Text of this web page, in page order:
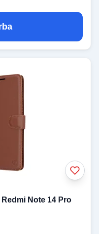
Note 14 Pro